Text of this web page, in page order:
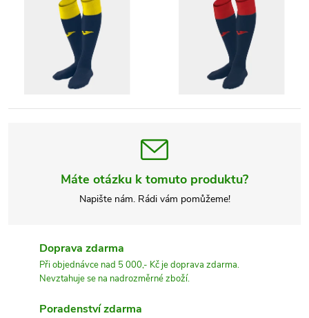
Máte otázku k tomuto produktu?
Napište nám. Rádi vám pomůžeme!
Doprava zdarma
Při objednávce nad 5 000,- Kč je doprava zdarma.
Nevztahuje se na nadrozměrné zboží.
Poradenství zdarma